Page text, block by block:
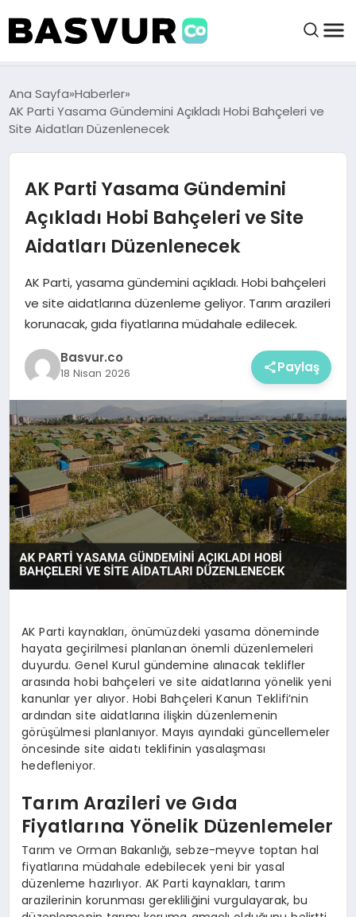
BAŞVURULAR
BAYILIKLER
HABERLER
İŞ FIKIRLERI
KRIPTO HABER
Ana Sayfa Haberler
AK Parti Yasama Gündemini Açıkladı Hobi Bahçeleri ve
Site Aidatları Düzenlenecek
AK Parti Yasama Gündemini
Açıkladı Hobi Bahçeleri ve Site
Aidatları Düzenlenecek
AK Parti, yasama gündemini açıkladı. Hobi bahçeleri
ve site aidatlarına düzenleme geliyor. Tarım arazileri
korunacak, gıda fiyatlarına müdahale edilecek.
Basvur.co
18 Nisan 2026 Paylaş
AK Parti kaynakları, önümüzdeki yasama döneminde
hayata geçirilmesi planlanan önemli düzenlemeleri
duyurdu. Genel Kurul gündemine alınacak teklifler
arasında hobi bahçeleri ve site aidatlarına yönelik yeni
kanunlar yer alıyor. Hobi Bahçeleri Kanun Teklifi’nin
ardından site aidatlarına ilişkin düzenlemenin
görüşülmesi planlanıyor. Mayıs ayındaki güncellemeler
öncesinde site aidatı teklifinin yasalaşması
hedefleniyor.
Tarım Arazileri ve Gıda
Fiyatlarına Yönelik Düzenlemeler
Tarım ve Orman Bakanlığı, sebze-meyve toptan hal
fiyatlarına müdahale edebilecek yeni bir yasal
düzenleme hazırlıyor. AK Parti kaynakları, tarım
arazilerinin korunması gerekliliğini vurgulayarak, bu